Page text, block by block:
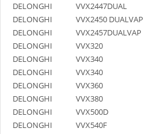
DELONGHI
VVX2447DUAL
DELONGHI
VVX2450 DUALVAP
DELONGHI
VVX2457DUALVAP
DELONGHI
VVX320
DELONGHI
VVX340
DELONGHI
VVX340
DELONGHI
VVX360
DELONGHI
VVX380
DELONGHI
VVX500D
DELONGHI
VVX540F